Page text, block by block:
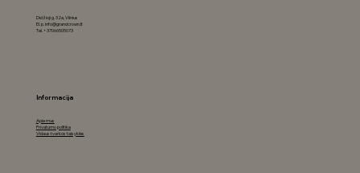
Didžioji g. 32a, Vilnius
El. p.info@grandcrown.lt
Tel. +37066505073
Informacija
Apie mus
Privatumo politika
Vidaus tvarkos taisyklės